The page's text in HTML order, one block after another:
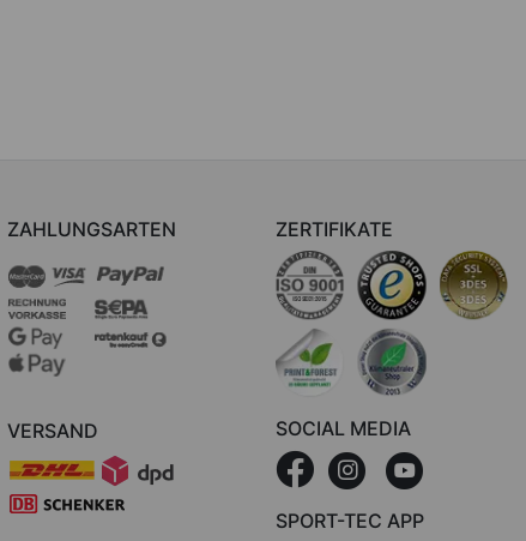
ZAHLUNGSARTEN
VERSAND
ZERTIFIKATE
SOCIAL MEDIA
SPORT-TEC APP